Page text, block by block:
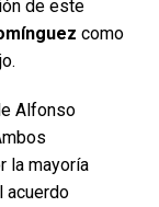
de este
como
Alfonso
la mayoría
acuerdo